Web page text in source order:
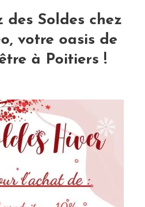
des Soldes chez
votre oasis de
à Poitiers !